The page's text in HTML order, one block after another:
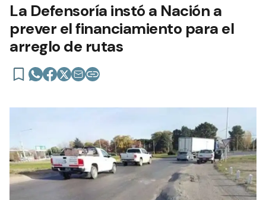
La Defensoría instó a Nación a
prever el financiamiento para el
arreglo de rutas